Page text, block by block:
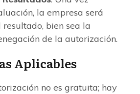
la empresa será
bien sea la
de la autorización.
Aplicables
no es gratuita; hay